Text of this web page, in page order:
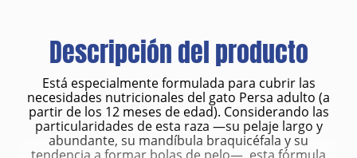
Descripción del producto
Está especialmente formulada para cubrir las
necesidades nutricionales del gato Persa adulto (a
partir de los 12 meses de edad). Considerando las
particularidades de esta raza —su pelaje largo y
abundante, su mandíbula braquicéfala y su